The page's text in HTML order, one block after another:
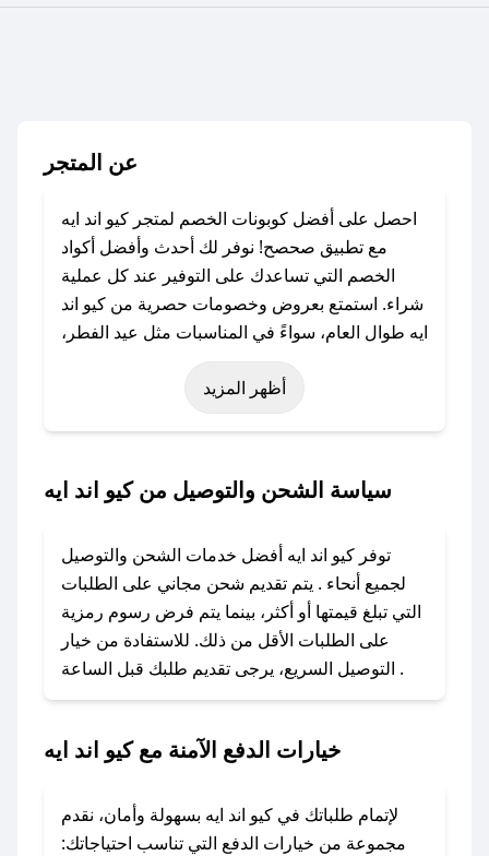
عن المتجر
احصل على أفضل كوبونات الخصم لمتجر كيو اند ايه
مع تطبيق صحصح! نوفر لك أحدث وأفضل أكواد
الخصم التي تساعدك على التوفير عند كل عملية
شراء. استمتع بعروض وخصومات حصرية من كيو اند
ايه طوال العام، سواءً في المناسبات مثل عيد الفطر،
عيد الأضحى، الجمعة البيضاء (شهر نوفمبر)، رمضان،
اليوم الوطني، يوم التأسيس، أو حتى عروض خاصة
باستخدام تطبيق صحصح، يمكنك العثور بسهولة على
تواصل معنا عبر تويتر أو البريد الإلكتروني لإضافته
بسرعة.
### كيفية استخدام كود خصم كيو اند ايه؟
1. انسخ كود الخصم من تطبيق صحصح.
2. الصقه في خانة الدفع عند التسوق من كيو اند ايه.
### ماذا أفعل إذا لم يعمل كود الخصم؟
الرسائل الخاصة على تويتر أو البريد الإلكتروني،
وسنقوم بحل المشكلة في أسرع وقت ممكن.
أظهر المزيد
سياسة الشحن والتوصيل من كيو اند ايه
توفر كيو اند ايه أفضل خدمات الشحن والتوصيل
لجميع أنحاء . يتم تقديم شحن مجاني على الطلبات
التي تبلغ قيمتها أو أكثر، بينما يتم فرض رسوم رمزية
على الطلبات الأقل من ذلك. للاستفادة من خيار
التوصيل السريع، يرجى تقديم طلبك قبل الساعة .
خيارات الدفع الآمنة مع كيو اند ايه
لإتمام طلباتك في كيو اند ايه بسهولة وأمان، نقدم
مجموعة من خيارات الدفع التي تناسب احتياجاتك: